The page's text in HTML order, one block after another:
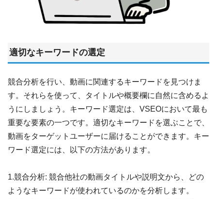
適切なキーワードの選定
競合分析を行い、動画に関連するキーワードを見つけま
す。それらを使って、タイトルや概要欄に自然に含めるよ
うにしましょう。キーワード選定は、VSEOにおいて最も
重要な要素の一つです。適切なキーワードを選ぶことで、
動画をターゲットユーザーに届けることができます。キー
ワード選定には、以下の方法があります。
1.競合分析: 競合他社の動画タイトルや説明文から、どの
ようなキーワードが使われているのかを分析します。